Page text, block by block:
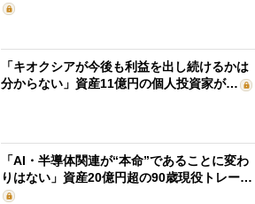
「キオクシアが今後も利益を出し続けるかは
分からない」資産11億円の個人投資家が…
「AI・半導体関連が“本命”であることに変わ
りはない」資産20億円超の90歳現役トレー…